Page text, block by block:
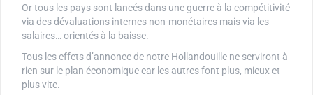
Or tous les pays sont lancés dans une guerre à la compétitivité
via des dévaluations internes non-monétaires mais via les
salaires… orientés à la baisse.
Tous les effets d’annonce de notre Hollandouille ne serviront à
rien sur le plan économique car les autres font plus, mieux et
plus vite.